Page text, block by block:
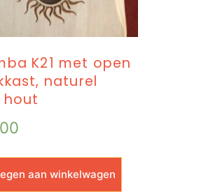
K21 met open
naturel
aan winkelwagen